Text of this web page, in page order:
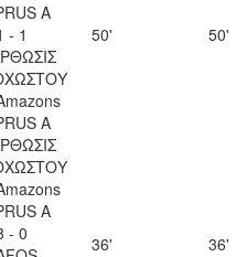
A
- 1
A
50' 50'
A
- 0
36' 36'